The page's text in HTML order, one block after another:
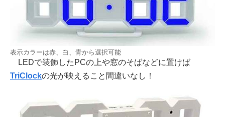
表示カラーは赤、白、青から選択可能
LEDで装飾したPCの上や窓のそばなどに置けば
TriClockの光が映えること間違いなし！